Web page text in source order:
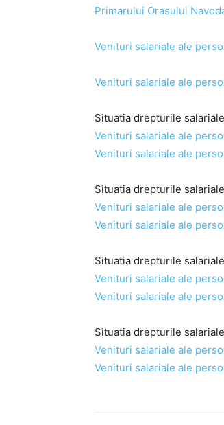
Primarului Orasului
Venituri salariale ale
Venituri salariale ale
Situatia drepturile
Venituri salariale ale
Venituri salariale ale
Situatia drepturile
Venituri salariale ale
Venituri salariale ale
Situatia drepturile
Venituri salariale ale
Venituri salariale ale
Situatia drepturile
Venituri salariale ale
Venituri salariale ale